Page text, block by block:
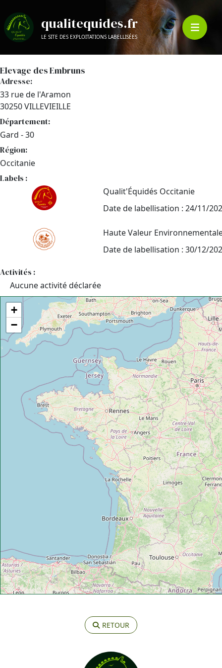
qualitequides.fr
LE SITE DES EXPLOITATIONS LABELLISÉES
Elevage des Embruns
Adresse:
33 rue de l'Aramon
30250 VILLEVIEILLE
Département:
Gard - 30
Région:
Occitanie
Labels :
Qualit'Équidés Occitanie
Date de labellisation : 24/11/
Haute Valeur
Date de labellisation : 30/12/
Activités :
Aucune activité déclarée
+
−
RETOUR